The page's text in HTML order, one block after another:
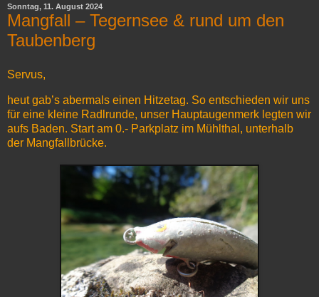
Sonntag, 11. August 2024
Mangfall – Tegernsee & rund um den
Taubenberg
Servus,
heut gab’s abermals einen Hitzetag. So entschieden wir uns
für eine kleine Radlrunde, unser Hauptaugenmerk legten wir
aufs Baden. Start am 0.- Parkplatz im Mühlthal, unterhalb
der Mangfallbrücke.